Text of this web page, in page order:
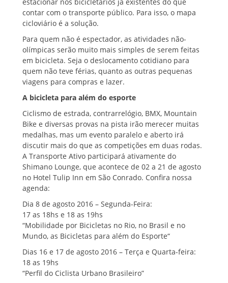
contar com o transporte público. Para isso, o mapa
cicloviário é a solução.
Para quem não é espectador, as atividades não-
olímpicas serão muito mais simples de serem feitas
em bicicleta. Seja o deslocamento cotidiano para
quem não teve férias, quanto as outras pequenas
viagens para compras e lazer.
A bicicleta para além do esporte
Ciclismo de estrada, contrarrelógio, BMX, Mountain
Bike e diversas provas na pista irão merecer muitas
medalhas, mas um evento paralelo e aberto irá
discutir mais do que as competições em duas rodas.
A Transporte Ativo participará ativamente do
Shimano Lounge, que acontece de 02 a 21 de agosto
no Hotel Tulip Inn em São Conrado. Confira nossa
agenda:
Dia 8 de agosto 2016 – Segunda-Feira:
17 as 18hs e 18 as 19hs
“Mobilidade por Bicicletas no Rio, no Brasil e no
Mundo, as Bicicletas para além do Esporte“
Dias 16 e 17 de agosto 2016 – Terça e Quarta-feira:
18 as 19hs
“Perfil do Ciclista Urbano Brasileiro”